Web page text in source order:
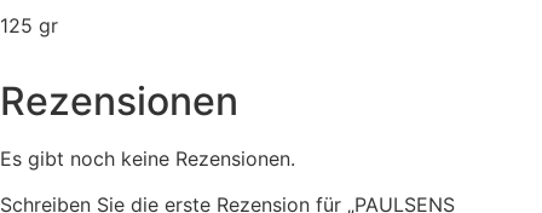
125 gr
Rezensionen
Es gibt noch keine Rezensionen.
Schreiben Sie die erste Rezension für „PAULSENS